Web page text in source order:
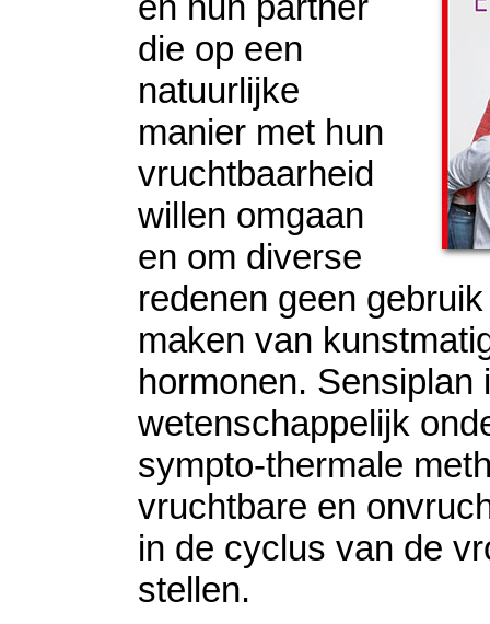
die op een
natuurlijke
manier met hun
vruchtbaarheid
willen omgaan
en om diverse
redenen geen
maken van
hormonen. Sensiplan
wetenschappelijk
sympto-thermale
vruchtbare en
in de cyclus van de
stellen.